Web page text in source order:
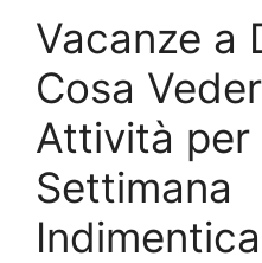
Vacanze a
Cosa
Attività per
Settimana